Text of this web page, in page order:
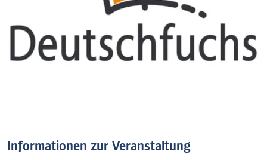
Informationen zur Veranstaltung